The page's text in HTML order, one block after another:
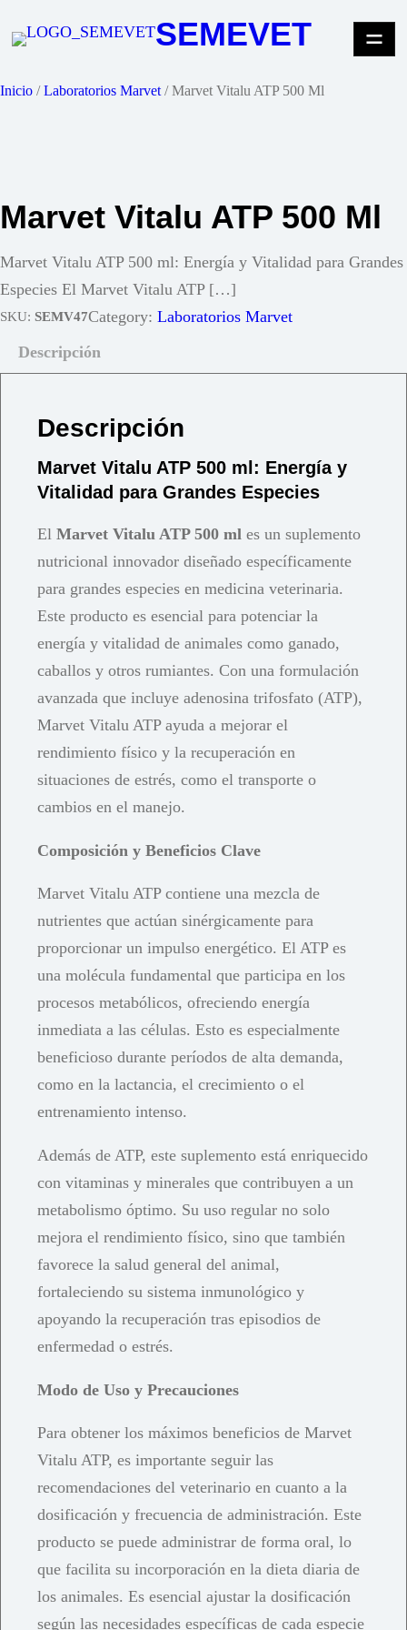
SEMEVET
Inicio /Laboratorios Marvet / Marvet Vitalu ATP 500 Ml
Marvet Vitalu ATP 500 Ml
Marvet Vitalu ATP 500 ml: Energía y Vitalidad para Grandes
Especies El Marvet Vitalu ATP […]
SKU: SEMV47Category: Laboratorios Marvet
Descripción
Descripción
Marvet Vitalu ATP 500 ml: Energía y
Vitalidad para Grandes Especies
El Marvet Vitalu ATP 500 ml es un suplemento
nutricional innovador diseñado específicamente
para grandes especies en medicina veterinaria.
Este producto es esencial para potenciar la
energía y vitalidad de animales como ganado,
caballos y otros rumiantes. Con una formulación
avanzada que incluye adenosina trifosfato (ATP),
Marvet Vitalu ATP ayuda a mejorar el
rendimiento físico y la recuperación en
situaciones de estrés, como el transporte o
cambios en el manejo.
Composición y Beneficios Clave
Marvet Vitalu ATP contiene una mezcla de
nutrientes que actúan sinérgicamente para
proporcionar un impulso energético. El ATP es
una molécula fundamental que participa en los
procesos metabólicos, ofreciendo energía
inmediata a las células. Esto es especialmente
beneficioso durante períodos de alta demanda,
como en la lactancia, el crecimiento o el
entrenamiento intenso.
Además de ATP, este suplemento está enriquecido
con vitaminas y minerales que contribuyen a un
metabolismo óptimo. Su uso regular no solo
mejora el rendimiento físico, sino que también
favorece la salud general del animal,
fortaleciendo su sistema inmunológico y
apoyando la recuperación tras episodios de
enfermedad o estrés.
Modo de Uso y Precauciones
Para obtener los máximos beneficios de Marvet
Vitalu ATP, es importante seguir las
recomendaciones del veterinario en cuanto a la
dosificación y frecuencia de administración. Este
producto se puede administrar de forma oral, lo
que facilita su incorporación en la dieta diaria de
los animales. Es esencial ajustar la dosificación
según las necesidades específicas de cada especie